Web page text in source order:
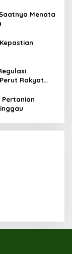
Menata
Rakyat
Pertanian
Lubuklinggau